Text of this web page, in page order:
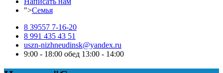
">Семья
8 39557 7-16-20
8 991 435 43 51
uszn-nizhneudinsk@yandex.ru
9:00 - 18:00 обед 13:00 - 14:00